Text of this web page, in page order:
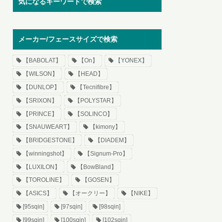
メーカー/フェースサイズで検索
【BABOLAT】 【On】
【YONEX】
【WILSON】
【HEAD】
【DUNLOP】
【Tecnifibre】
【SRIXON】
【POLYSTAR】
【PRINCE】
【SOLINCO】
【SNAUWEART】
【kimony】
【BRIDGESTONE】
【DIADEM】
【winningshot】
【Signum-Pro】
【LUXILON】
【BowBland】
【TOROLINE】
【GOSEN】
【ASICS】
【オークリー】
【NIKE】
[95sqin]
[97sqin]
[98sqin]
[99sqin]
[100sqin] [102sqin]